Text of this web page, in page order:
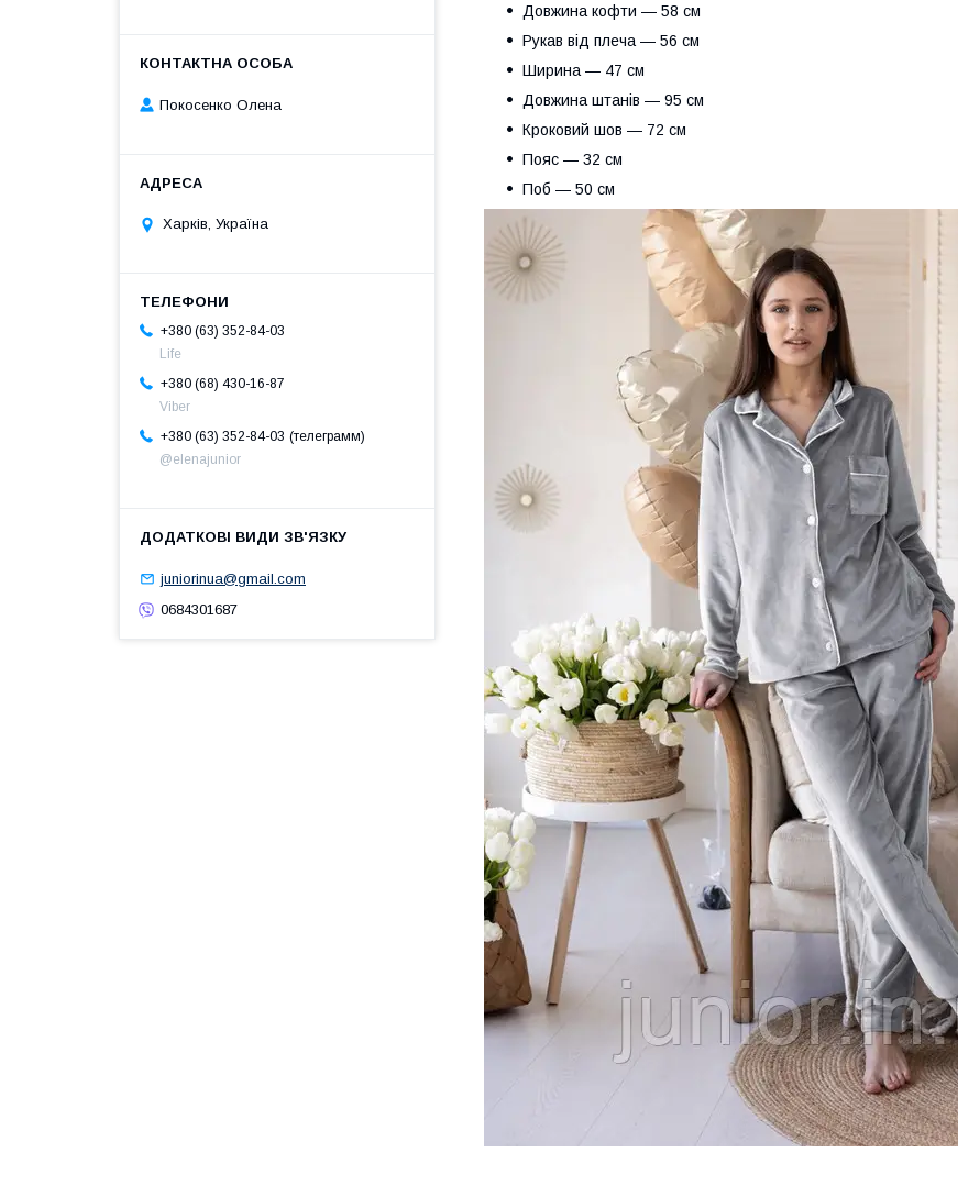
Довжина кофти — 58 см
Рукав від плеча — 56 см
Ширина — 47 см
Довжина штанів — 95 см
Кроковий шов — 72 см
Пояс — 32 см
Поб — 50 см
Покосенко Олена
Харків, Україна
+380 (63) 352-84-03
Life
+380 (68) 430-16-87
Viber
+380 (63) 352-84-03
телеграмм
@elenajunior
juniorinua@gmail.com
0684301687